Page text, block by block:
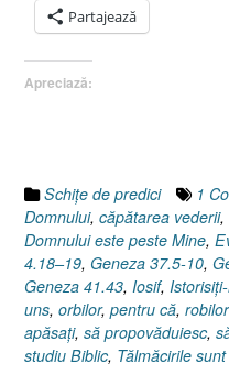
lui
10)”
Partajează
Apreciază:
Schiţe de predici 1
Domnului, căpătarea vederii,
Domnului este peste Mine,
4.18–19, Geneza 37.5-10,
Geneza 41.43, Iosif,
uns, orbilor, pentru că,
apăsaţi, să propovăduiesc,
studiu Biblic, Tălmăcirile